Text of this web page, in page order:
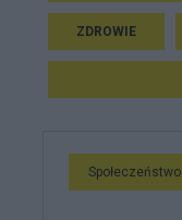
ZDROWIE
Społeczeństwo